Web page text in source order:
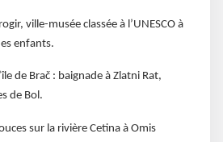
ville-musée classée à l’UNESCO à
enfants.
de Brač : baignade à Zlatni Rat,
de Bol.
sur la rivière Cetina à Omis